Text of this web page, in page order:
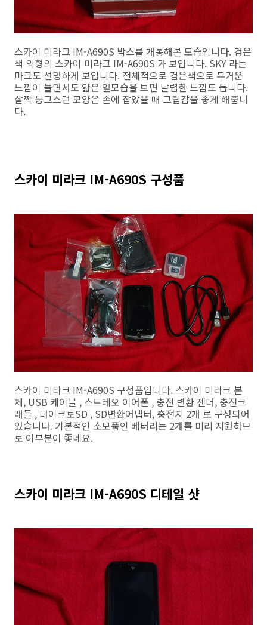
스카이 미라크 IM-A690S 박스를 개봉해본 모습입니다. 검은
색 외형의 스카이 미라크 IM-A690S 가 보입니다. SKY 라는
마크도 선명하게 보입니다. 전체적으로 검은색으로 무거운
느낌이 들면서도 얇은 옆모습을 보면 날렵한 느낌도 듭니다.
살짝 둥그스런 모양은 손에 잡았을 때 그립감을 좋게 해줍니
다.
스카이 미라크 IM-A690S 구성품
스카이 미라크 IM-A690S 구성품입니다. 스카이 미라크 본
체, USB 케이블 , 스트레오 이어폰 , 충전 변환 젠더, 충전크
래들 , 마이크로SD , SD변환어댑터, 충전지 2개 로 구성되어
있습니다. 기본적인 소모품인 베터리는 2개를 미리 지원하므
로 이부분이 좋네요.
스카이 미라크 IM-A690S 디테일 샷